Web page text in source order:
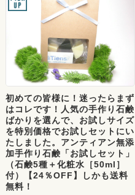
初めての皆様に！迷ったらまず
はコレです！人気の手作り石鹸
ばかりを選んで、お試しサイズ
を特別価格でお試しセットにい
たしました。アンティアン無添
加手作り石鹸「お試しセット」
（石鹸5種＋化粧水［50ml］
付）【24％OFF】しかも送料
無料！